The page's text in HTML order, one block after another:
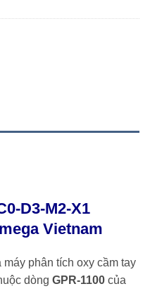
D3-M2-X1
Vietnam
máy phân tích oxy cầm tay
dòng GPR-1100 của